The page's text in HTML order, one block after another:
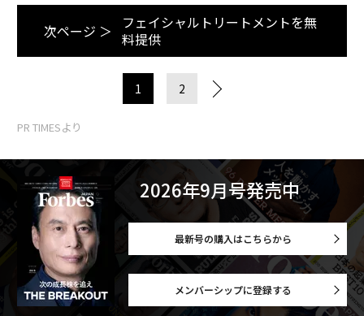
次ページ ＞
フェイシャルトリートメントを無
料提供
1 2
PR TIMESより
2026年9月号発売中
最新号の購入はこちらから
メンバーシップに登録する